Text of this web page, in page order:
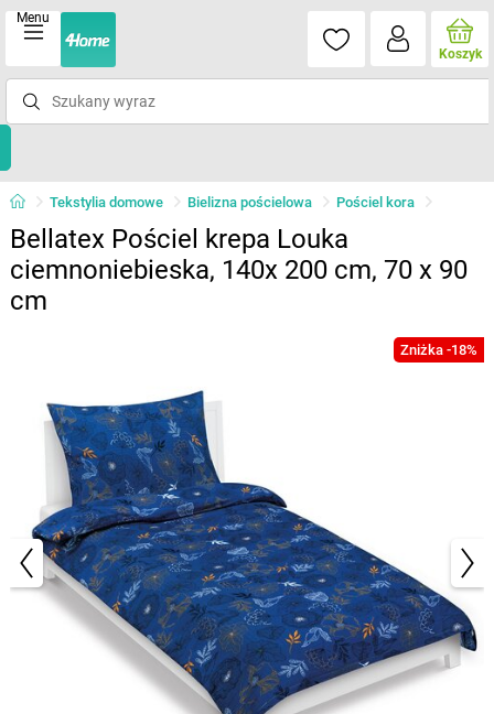
Menu
Koszyk
Tekstylia domowe Bielizna pościelowa Pościel kora
Bellatex Pościel krepa Louka
ciemnoniebieska, 140x 200 cm, 70 x 90
cm
Zniżka -18%